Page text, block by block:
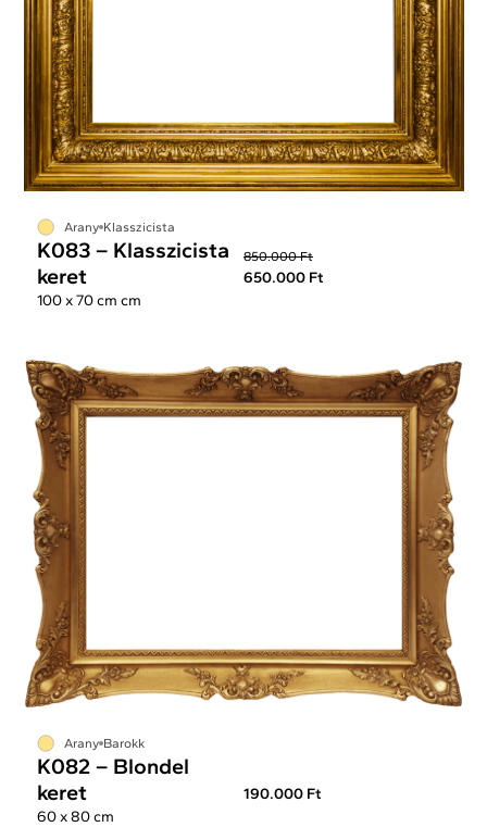
Arany Klasszicista
K083 – Klasszicista
keret
850.000 Ft
650.000 Ft
100 x 70 cm cm
Arany Barokk
K082 – Blondel
keret
190.000 Ft
60 x 80 cm